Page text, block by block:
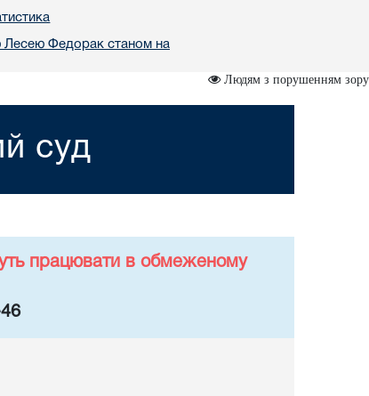
Лесею Федорак станом на
Людям з порушенням зору
суд
працювати в обмеженому